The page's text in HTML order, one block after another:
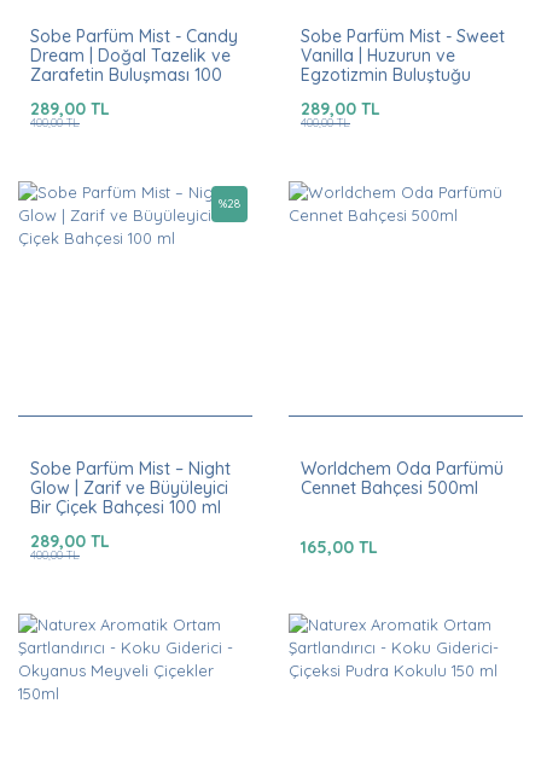
Sobe Parfüm Mist - Candy
Dream | Doğal Tazelik ve
Zarafetin Buluşması 100
289,00 TL
400,00 TL
Sobe Parfüm Mist - Sweet
Vanilla | Huzurun ve
Egzotizmin Buluştuğu
289,00 TL
400,00 TL
Sobe Parfüm Mist – Night
Glow | Zarif ve Büyüleyici
Bir Çiçek Bahçesi 100 ml
%28
289,00 TL
400,00 TL
Worldchem Oda Parfümü
Cennet Bahçesi 500ml
165,00 TL